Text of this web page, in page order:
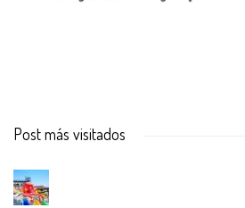
Post más visitados